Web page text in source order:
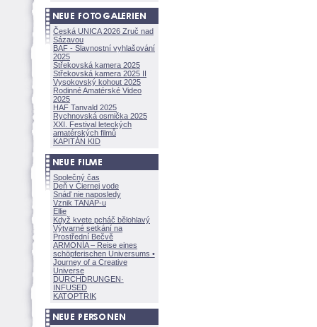
Česká UNICA 2026 Zruč nad
Sázavou
BAF - Slavnostní vyhlašování
2025
Střekovská kamera 2025
Střekovská kamera 2025 II
Vysokovský kohout 2025
Rodinné Amatérské Video
2025
HAF Tanvald 2025
Rychnovská osmička 2025
XXI. Festival leteckých
amatérských filmů
KAPITÁN KID
Společný čas
Deň v Čiernej vode
Snáď nie naposledy
Vznik TANAP-u
Ellie
Když kvete pcháč bělohlavý
Výtvarné setkání na
Prostřední Bečvě
ARMONÍA – Reise eines
schöpferischen Universums •
Journey of a Creative
Universe
DURCHDRUNGEN·
INFUSED
KATOPTRIK